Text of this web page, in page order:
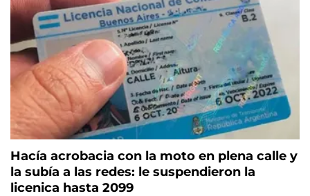
Hacía acrobacia con la moto en plena calle y
la subía a las redes: le suspendieron la
licenica hasta 2099